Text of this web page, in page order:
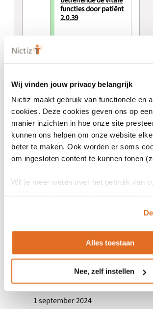
Wij vinden jouw privacy belangrijk
Nictiz maakt gebruik van functionele en
cookies. Deze cookies geven ons op
manier inzichten in hoe onze site
kunnen ons helpen om onze website
beter te maken. Ook worden er soms
om ingesloten content te kunnen tonen
Wil je meer weten over het gebruik van
Alles toestaan
Nee, zelf instellen
functies door patiënt
2.0.39
door patiënt 2.0.39
Algemeen
Major
Ingang geldigheid
1 september 2024